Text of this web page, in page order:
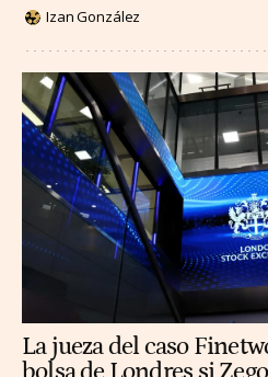
Izan González
La jueza del caso